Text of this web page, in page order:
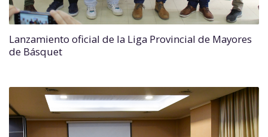
Lanzamiento oficial de la Liga Provincial de Mayores
de Básquet